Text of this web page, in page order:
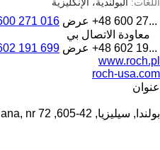
+48 600 27... عرض 271 016
معاودة الاتصال بي
+48 602 19... عرض 191 699
www.roch.pl
roch-usa.com
عنوان
بولندا, سيليزيا, 42-605, Tarnowskie Góry, ul. Kopalniana, nr 72